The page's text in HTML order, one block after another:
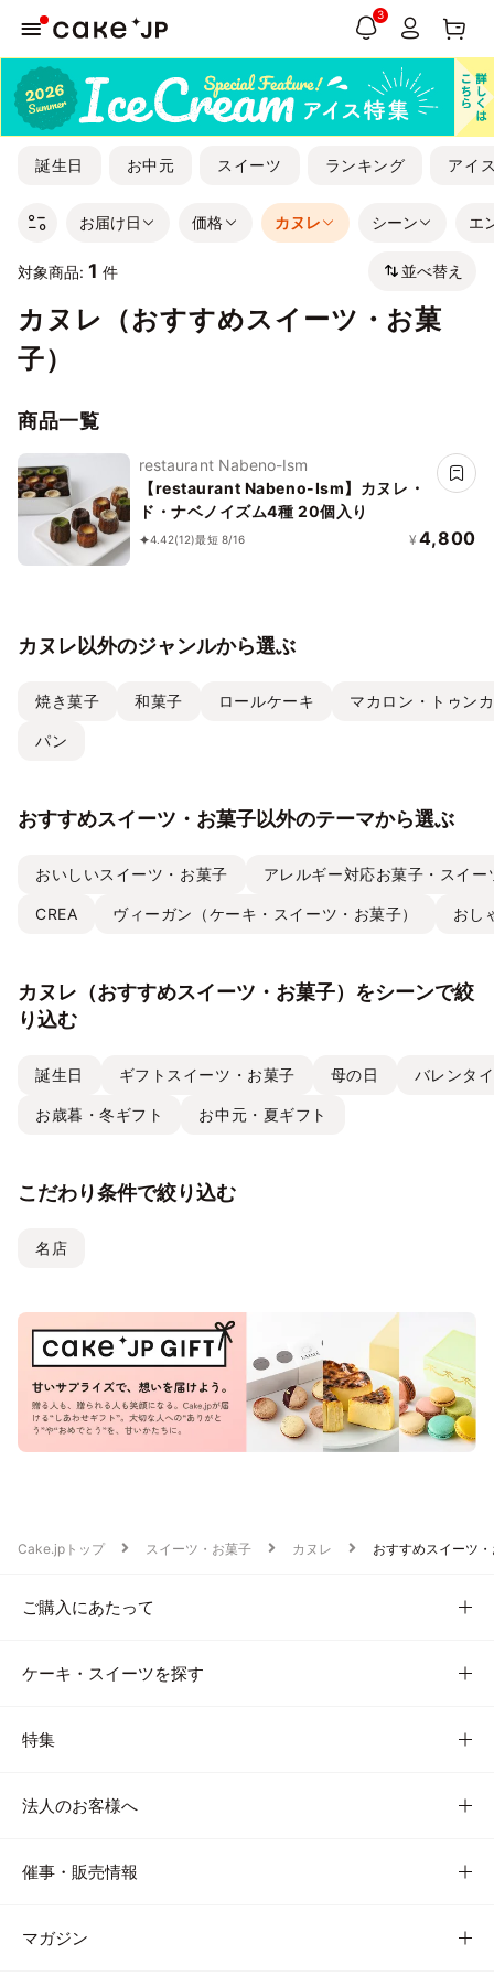
3
誕生日 お中元 スイーツ ランキング アイ
お届け日 価格 カヌレ シーン エ
対象商品: 1 件 並べ替え
カヌレ（おすすめスイーツ・お菓
子）
商品一覧
restaurant Nabeno-Ism
【restaurant Nabeno-Ism】カヌレ・
ド・ナベノイズム4種 20個入り
4.42(12)最短 8/16 ¥ 4,800
カヌレ以外のジャンルから選ぶ
焼き菓子 和菓子 ロールケーキ マカロン・トゥン
パン
おすすめスイーツ・お菓子以外のテーマから選ぶ
おいしいスイーツ・お菓子 アレルギー対応お菓子・スイー
CREA ヴィーガン（ケーキ・スイーツ・お菓子） おし
カヌレ（おすすめスイーツ・お菓子）をシーンで絞
り込む
誕生日 ギフトスイーツ・お菓子 母の日 バレンタ
お歳暮・冬ギフト お中元・夏ギフト
こだわり条件で絞り込む
名店
Cake.jpトップ スイーツ・お菓子 カヌレ おすすめスイーツ
ご購入にあたって
ケーキ・スイーツを探す
特集
法人のお客様へ
催事・販売情報
マガジン